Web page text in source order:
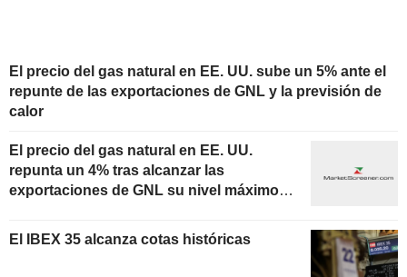
El precio del gas natural en EE. UU. sube un 5% ante el
repunte de las exportaciones de GNL y la previsión de
calor
El precio del gas natural en EE. UU.
repunta un 4% tras alcanzar las
exportaciones de GNL su nivel máximo
El IBEX 35 alcanza cotas históricas